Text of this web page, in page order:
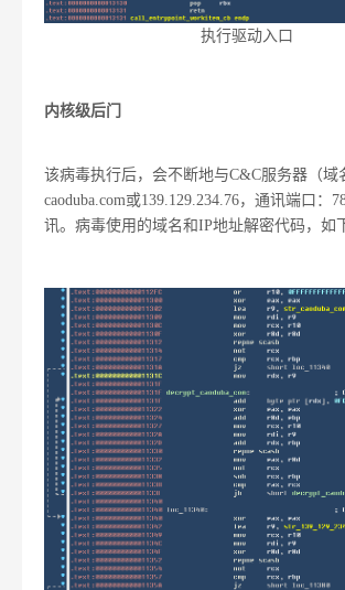
执行驱动入口
内核级后门
该病毒执行后，会不断地与C&C服务器（域
caoduba.com或139.129.234.76，通讯端口：
讯。病毒使用的域名和IP地址解密代码，如